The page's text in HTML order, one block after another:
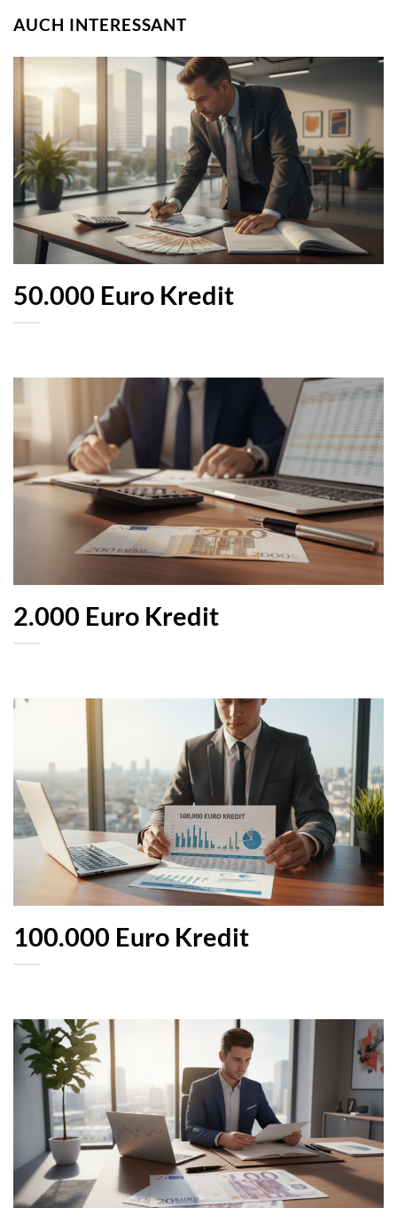
AUCH INTERESSANT
50.000 Euro Kredit
2.000 Euro Kredit
100.000 Euro Kredit